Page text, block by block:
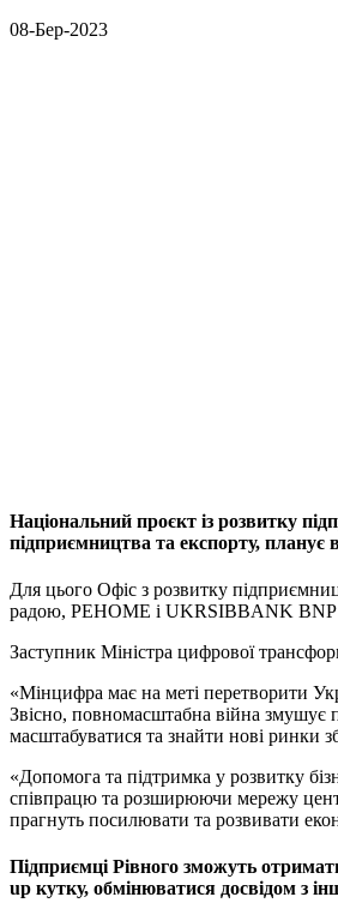
08-Бер-2023
Національний проєкт із розвитку
підприємництва та експорту, планує
Для цього Офіс з розвитку
радою, РЕНОМЕ і UKRSIBBANK BNP
Заступник Міністра цифрової
«Мінцифра має на меті перетворити
Звісно, повномасштабна війна змушує
масштабуватися та знайти нові ринки
«Допомога та підтримка у розвитку
співпрацю та розширюючи мережу
прагнуть посилювати та розвивати
Підприємці Рівного зможуть
up кутку, обмінюватися досвідом з